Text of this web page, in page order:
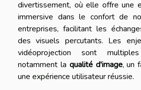
divertissement, où elle offre une
immersive dans le confort de
entreprises, facilitant les
des visuels percutants. Les
vidéoprojection sont
notamment la qualité d'image, un
une expérience utilisateur réussie.